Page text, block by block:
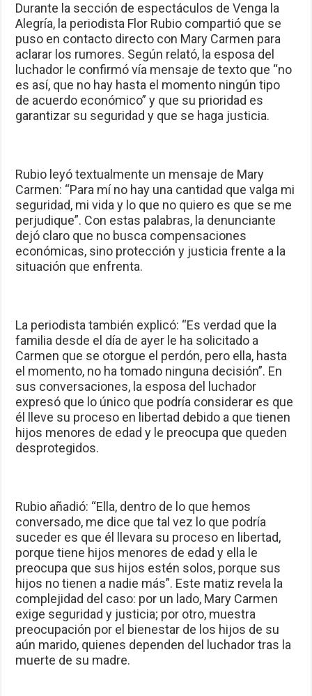
Durante la sección de espectáculos de Venga la
Alegría, la periodista Flor Rubio compartió que se
puso en contacto directo con Mary Carmen para
aclarar los rumores. Según relató, la esposa del
luchador le confirmó vía mensaje de texto que “no
es así, que no hay hasta el momento ningún tipo
de acuerdo económico” y que su prioridad es
garantizar su seguridad y que se haga justicia.
Rubio leyó textualmente un mensaje de Mary
Carmen: “Para mí no hay una cantidad que valga mi
seguridad, mi vida y lo que no quiero es que se me
perjudique”. Con estas palabras, la denunciante
dejó claro que no busca compensaciones
económicas, sino protección y justicia frente a la
situación que enfrenta.
La periodista también explicó: “Es verdad que la
familia desde el día de ayer le ha solicitado a
Carmen que se otorgue el perdón, pero ella, hasta
el momento, no ha tomado ninguna decisión”. En
sus conversaciones, la esposa del luchador
expresó que lo único que podría considerar es que
él lleve su proceso en libertad debido a que tienen
hijos menores de edad y le preocupa que queden
desprotegidos.
Rubio añadió: “Ella, dentro de lo que hemos
conversado, me dice que tal vez lo que podría
suceder es que él llevara su proceso en libertad,
porque tiene hijos menores de edad y ella le
preocupa que sus hijos estén solos, porque sus
hijos no tienen a nadie más”. Este matiz revela la
complejidad del caso: por un lado, Mary Carmen
exige seguridad y justicia; por otro, muestra
preocupación por el bienestar de los hijos de su
aún marido, quienes dependen del luchador tras la
muerte de su madre.